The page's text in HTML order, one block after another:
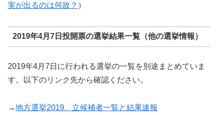
実が出るのは何故？ ）
2019年4月7日投開票の選挙結果一覧（他の選挙情報）
2019年4月7日に行われる選挙の一覧を別途まとめていま
す。以下のリンク先から確認ください。
→地方選挙2019、立候補者一覧と結果速報